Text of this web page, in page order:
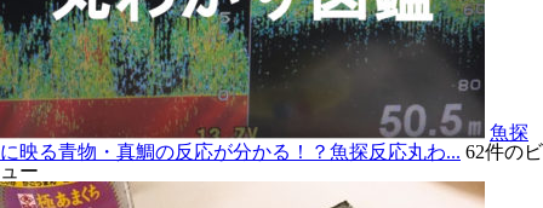
魚探
に映る青物・真鯛の反応が分かる！？魚探反応丸わ... 62件のビ
ュー